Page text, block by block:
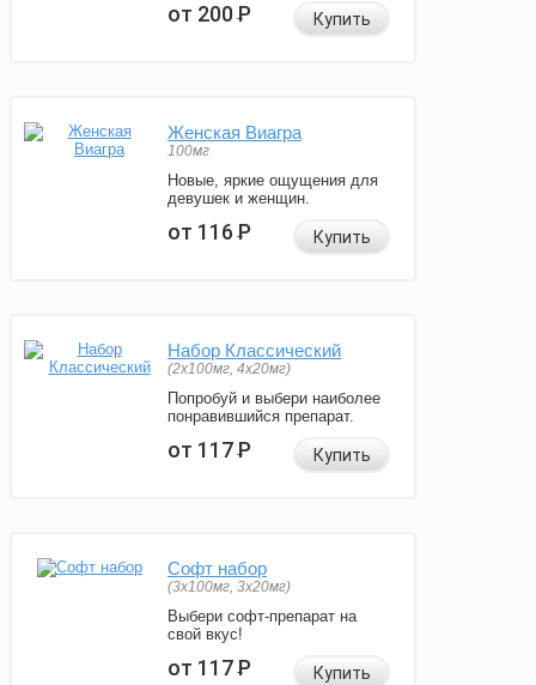
от 200Р Купить
Женская Виагра
100мг
Новые, яркие ощущения для
девушек и женщин.
от 116Р Купить
Набор Классический
(2x100мг, 4x20мг)
Попробуй и выбери наиболее
понравившийся препарат.
от 117Р Купить
Софт набор
(3x100мг, 3x20мг)
Выбери софт-препарат на
свой вкус!
от 117Р Купить